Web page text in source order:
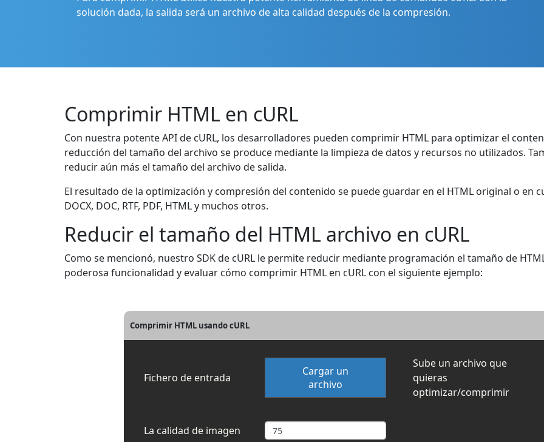
solución dada, la salida será un archivo de alta calidad después de la compresión.
Comprimir HTML en cURL
Con nuestra potente API de cURL, los desarrolladores pueden comprimir HTML para optimizar el
reducción del tamaño del archivo se produce mediante la limpieza de datos y recursos no utilizados.
reducir aún más el tamaño del archivo de salida.
El resultado de la optimización y compresión del contenido se puede guardar en el HTML original o en
DOCX, DOC, RTF, PDF, HTML y muchos otros.
Reducir el tamaño del HTML archivo en cURL
Como se mencionó, nuestro SDK de cURL le permite reducir mediante programación el tamaño de
poderosa funcionalidad y evaluar cómo comprimir HTML en cURL con el siguiente ejemplo:
Comprimir HTML usando cURL
Fichero de entrada
Cargar un
archivo
Sube un archivo que
quieras
optimizar/comprimir
La calidad de imagen